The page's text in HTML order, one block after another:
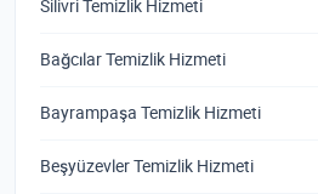
Silivri Temizlik Hizmeti
Bağcılar Temizlik Hizmeti
Bayrampaşa Temizlik Hizmeti
Beşyüzevler Temizlik Hizmeti